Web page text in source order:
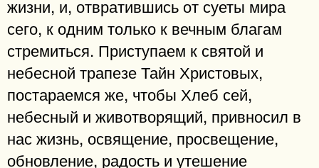
жизни, и, отвратившись от суеты мира
сего, к одним только к вечным благам
стремиться. Приступаем к святой и
небесной трапезе Тайн Христовых,
постараемся же, чтобы Хлеб сей,
небесный и животворящий, привносил в
нас жизнь, освящение, просвещение,
обновление, радость и утешение